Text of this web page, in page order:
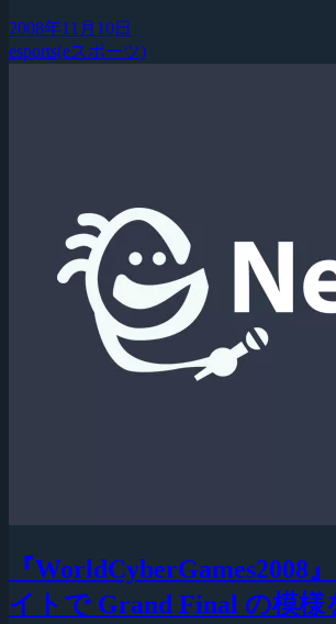
2008年11月10日
esports(eスポーツ)
『WorldCyberGames2008
イトで Grand Final の模様